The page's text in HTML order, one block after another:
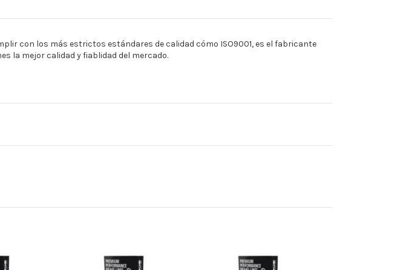
con los más estrictos estándares de calidad cómo ISO9001, es el fabricante
la mejor calidad y fiablidad del mercado.